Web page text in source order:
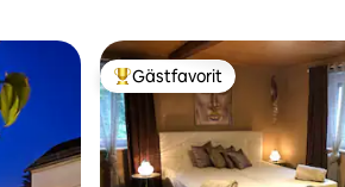
Populär gästfavorit
Gästfavorit